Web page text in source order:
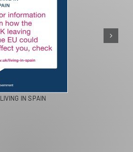
LIVING IN SPAIN